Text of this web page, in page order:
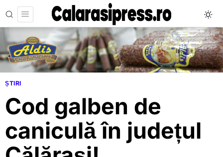
ȘTIRI
Cod galben de
caniculă în județul